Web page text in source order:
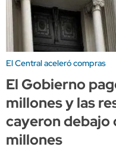
El Central aceleró compras
El Gobierno
millones y las
cayeron debajo
millones